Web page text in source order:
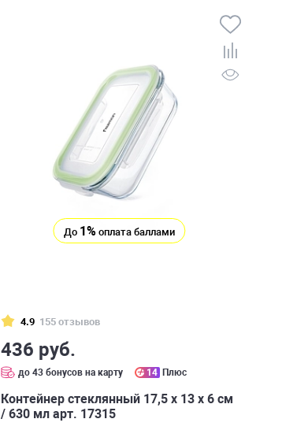
До 1% оплата баллами
4.9 155 отзывов
436 руб.
до 43 бонусов на карту 14 Плюс
Контейнер стеклянный 17,5 х 13 х 6 см
/ 630 мл арт. 17315